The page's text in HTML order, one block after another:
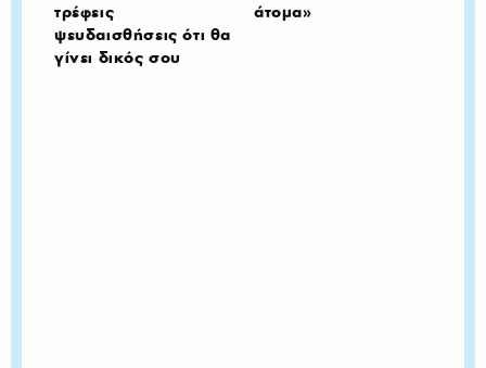
τρέφεις
ψευδαισθήσεις ότι θα
γίνει δικός σου
άτομα»